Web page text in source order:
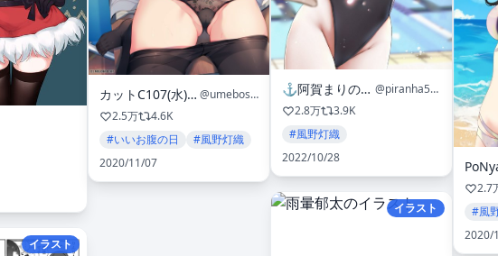
イラスト
カットC107(水)西1め－05b
@umeboshi10191
2.5万
4.6K
#いいお腹の日
#風野灯織
2020/11/07
⚓️阿賀まりの⚓️
@piranha5hk
2.8万
3.9K
#風野灯織
2022/10/28
イラスト
2.7
#風
2020/